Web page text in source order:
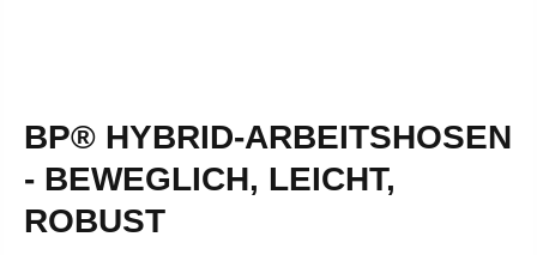
BP® HYBRID-ARBEITSHOSEN
- BEWEGLICH, LEICHT,
ROBUST